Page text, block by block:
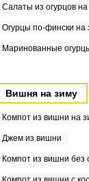
Салаты из огурцов на
Огурцы по-фински на
Маринованные
Вишня на зиму
Компот из вишни на
Джем из вишни
Компот из вишни без